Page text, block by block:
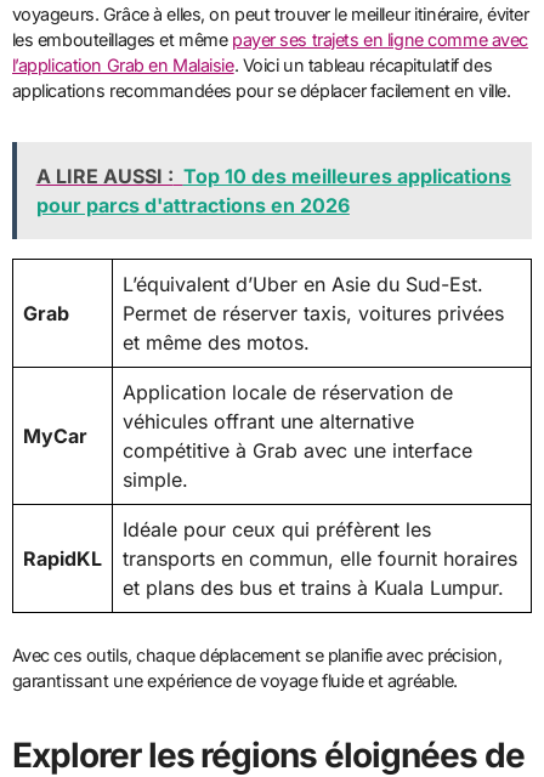
voyageurs. Grâce à elles, on peut trouver le meilleur itinéraire, éviter
les embouteillages et même payer ses trajets en ligne comme avec
l’application Grab en Malaisie. Voici un tableau récapitulatif des
applications recommandées pour se déplacer facilement en ville.
A LIRE AUSSI : Top 10 des meilleures applications
pour parcs d'attractions en 2026
Grab
L’équivalent d’Uber en Asie du Sud-Est.
Permet de réserver taxis, voitures privées
et même des motos.
MyCar
Application locale de réservation de
véhicules offrant une alternative
compétitive à Grab avec une interface
simple.
RapidKL
Idéale pour ceux qui préfèrent les
transports en commun, elle fournit horaires
et plans des bus et trains à Kuala Lumpur.
Avec ces outils, chaque déplacement se planifie avec précision,
garantissant une expérience de voyage fluide et agréable.
Explorer les régions éloignées de